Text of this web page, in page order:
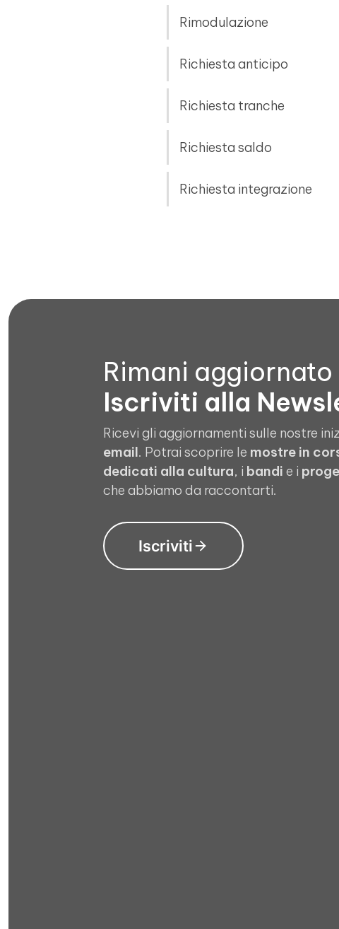
Rimodulazione
Richiesta anticipo
Richiesta tranche
Richiesta saldo
Richiesta integrazione
Rimani aggiornato
Iscriviti alla
Ricevi gli aggiornamenti sulle nostre
email. Potrai scoprire le mostre in
dedicati alla cultura, i bandi e i
che abbiamo da raccontarti.
Iscriviti